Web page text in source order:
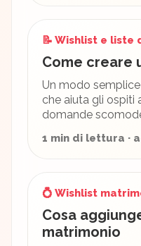
📝 Wishlist e liste
Come creare
Un modo
che aiuta gli ospiti
domande
1 min di lettura ·
💍 Wishlist
Cosa
matrimonio